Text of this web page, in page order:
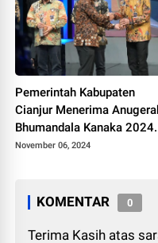
Pemerintah Kabupaten
Cianjur Menerima
Bhumandala Kanaka 2024.
November 06, 2024
KOMENTAR 0
Terima Kasih atas